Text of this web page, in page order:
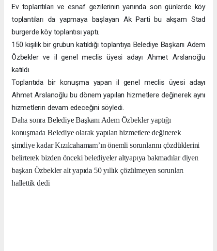
Ev toplantıları ve esnaf gezilerinin yanında son günlerde köy
toplantıları da yapmaya başlayan Ak Parti bu akşam Stad
burgerde köy toplantısı yaptı.
150 kişilik bir grubun katıldığı toplantıya Belediye Başkanı Adem
Özbekler ve il genel meclis üyesi adayı Ahmet Arslanoğlu
katıldı.
Toplantıda bir konuşma yapan il genel meclis üyesi adayı
Ahmet Arslanoğlu bu dönem yapılan hizmetlere değinerek aynı
hizmetlerin devam edeceğini söyledi.
Daha sonra Belediye Başkanı Adem Özbekler yaptığı
konuşmada Belediye olarak yapılan hizmetlere değinerek
şimdiye kadar Kızılcahamam’ın önemli sorunlarını çözdüklerini
belirterek bizden önceki belediyeler altyapıya bakmadılar diyen
başkan Özbekler alt yapıda 50 yıllık çözülmeyen sorunları
hallettik dedi